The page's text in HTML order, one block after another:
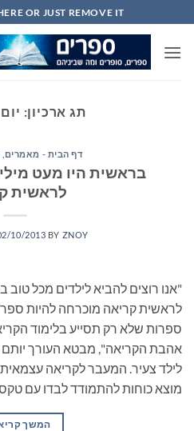
to
content
OR JUST REMOVE IT...
תג ארכיון:
דף הבית - מאמרים
בראשית היו מעט
לראשית
10/2013 BY ZNOY
"אנו רוצים להביא לילדים מכל
לראשית קריאה מוכרחה להיות
ספרות שלא רק תסייע בלימוד
אהבת הקריאה", מבטא העורך יותם
לילד צעיר. המעבר לקריאה
מוצא כוחות להתמודד לבדו עם
המשך